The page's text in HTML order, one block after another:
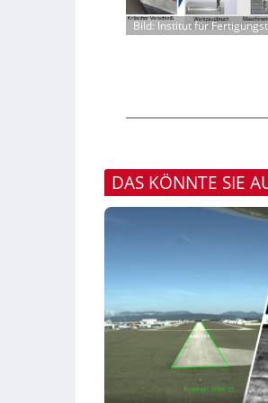
Bild: Institut für
DAS KÖNNTE SIE